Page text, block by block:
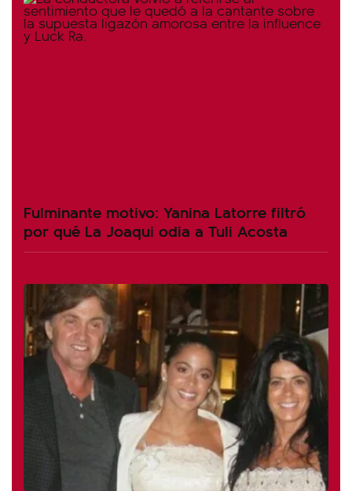
Fulminante motivo: Yanina Latorre filtró
por qué La Joaqui odia a Tuli Acosta